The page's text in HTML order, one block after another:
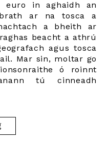
euro in aghaidh an
ar na tosca a
a bheith ar
beacht a athrú
agus tosca
Mar sin, moltar go
ó roinnt
tú cinneadh